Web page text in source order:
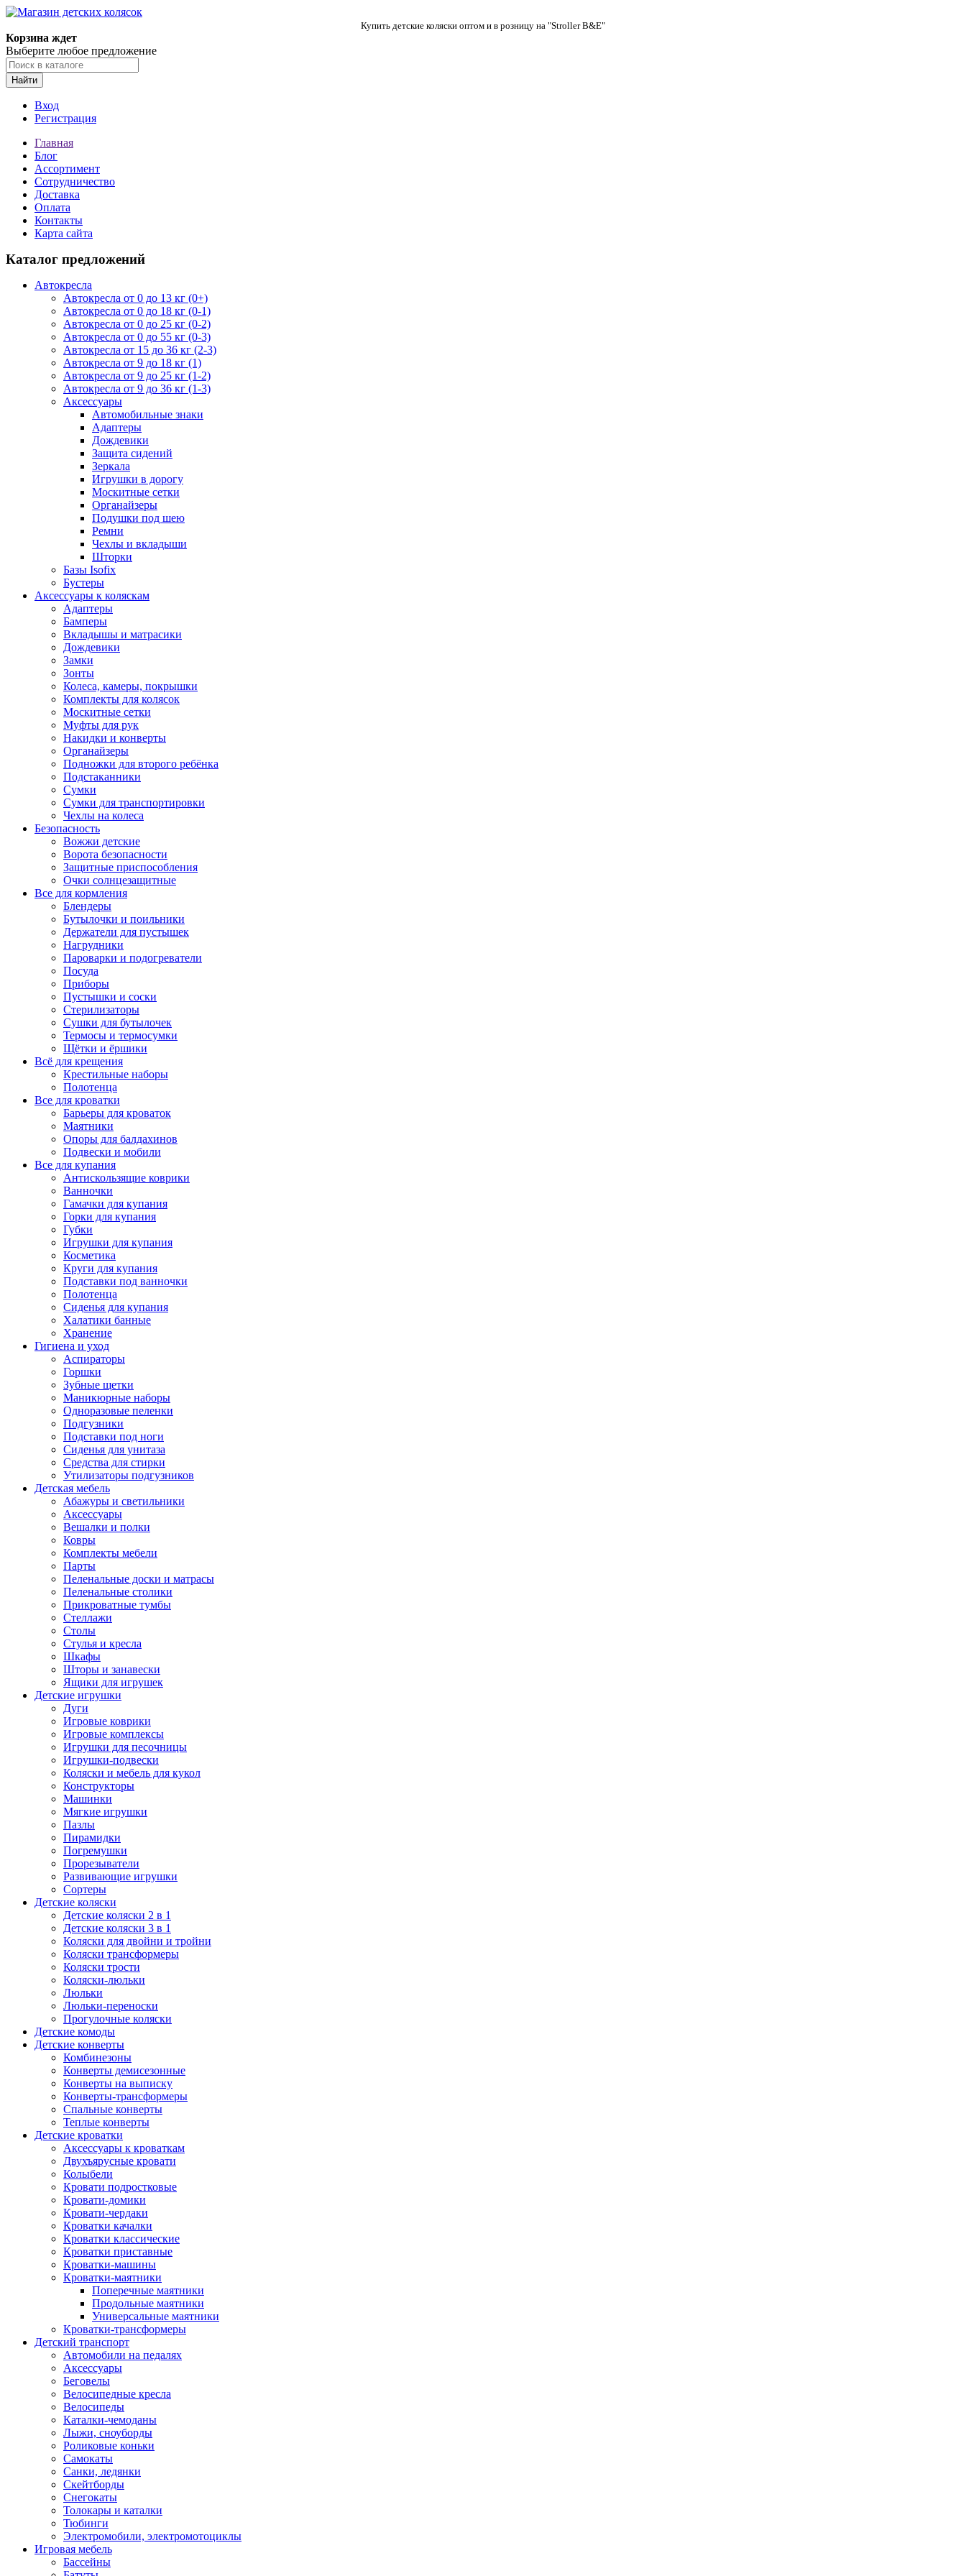
Купить детские коляски оптом и в розницу на "Stroller B&E"
Корзина ждет
Выберите любое предложение
Найти
Вход
Регистрация
Главная
Блог
Ассортимент
Сотрудничество
Доставка
Оплата
Контакты
Карта сайта
Каталог предложений
Автокресла
Автокресла от 0 до 13 кг (0+)
Автокресла от 0 до 18 кг (0-1)
Автокресла от 0 до 25 кг (0-2)
Автокресла от 0 до 55 кг (0-3)
Автокресла от 15 до 36 кг (2-3)
Автокресла от 9 до 18 кг (1)
Автокресла от 9 до 25 кг (1-2)
Автокресла от 9 до 36 кг (1-3)
Аксессуары
Автомобильные знаки
Адаптеры
Дождевики
Защита сидений
Зеркала
Игрушки в дорогу
Москитные сетки
Органайзеры
Подушки под шею
Ремни
Чехлы и вкладыши
Шторки
Базы Isofix
Бустеры
Аксессуары к коляскам
Адаптеры
Бамперы
Вкладышы и матрасики
Дождевики
Замки
Зонты
Колеса, камеры, покрышки
Комплекты для колясок
Москитные сетки
Муфты для рук
Накидки и конверты
Органайзеры
Подножки для второго ребёнка
Подстаканники
Сумки
Сумки для транспортировки
Чехлы на колеса
Безопасность
Вожжи детские
Ворота безопасности
Защитные приспособления
Очки солнцезащитные
Все для кормления
Блендеры
Бутылочки и поильники
Держатели для пустышек
Нагрудники
Пароварки и подогреватели
Посуда
Приборы
Пустышки и соски
Стерилизаторы
Сушки для бутылочек
Термосы и термосумки
Щётки и ёршики
Всё для крещения
Крестильные наборы
Полотенца
Все для кроватки
Барьеры для кроваток
Маятники
Опоры для балдахинов
Подвески и мобили
Все для купания
Антискользящие коврики
Ванночки
Гамачки для купания
Горки для купания
Губки
Игрушки для купания
Косметика
Круги для купания
Подставки под ванночки
Полотенца
Сиденья для купания
Халатики банные
Хранение
Гигиена и уход
Аспираторы
Горшки
Зубные щетки
Маникюрные наборы
Одноразовые пеленки
Подгузники
Подставки под ноги
Сиденья для унитаза
Средства для стирки
Утилизаторы подгузников
Детская мебель
Абажуры и светильники
Аксессуары
Вешалки и полки
Ковры
Комплекты мебели
Парты
Пеленальные доски и матрасы
Пеленальные столики
Прикроватные тумбы
Стеллажи
Столы
Стулья и кресла
Шкафы
Шторы и занавески
Ящики для игрушек
Детские игрушки
Дуги
Игровые коврики
Игровые комплексы
Игрушки для песочницы
Игрушки-подвески
Коляски и мебель для кукол
Конструкторы
Машинки
Мягкие игрушки
Пазлы
Пирамидки
Погремушки
Прорезыватели
Развивающие игрушки
Сортеры
Детские коляски
Детские коляски 2 в 1
Детские коляски 3 в 1
Коляски для двойни и тройни
Коляски трансформеры
Коляски трости
Коляски-люльки
Люльки
Люльки-переноски
Прогулочные коляски
Детские комоды
Детские конверты
Комбинезоны
Конверты демисезонные
Конверты на выписку
Конверты-трансформеры
Спальные конверты
Теплые конверты
Детские кроватки
Аксессуары к кроваткам
Двухъярусные кровати
Колыбели
Кровати подростковые
Кровати-домики
Кровати-чердаки
Кроватки качалки
Кроватки классические
Кроватки приставные
Кроватки-машины
Кроватки-маятники
Поперечные маятники
Продольные маятники
Универсальные маятники
Кроватки-трансформеры
Детский транспорт
Автомобили на педалях
Аксессуары
Беговелы
Велосипедные кресла
Велосипеды
Каталки-чемоданы
Лыжи, сноуборды
Роликовые коньки
Самокаты
Санки, ледянки
Скейтборды
Снегокаты
Толокары и каталки
Тюбинги
Электромобили, электромотоциклы
Игровая мебель
Бассейны